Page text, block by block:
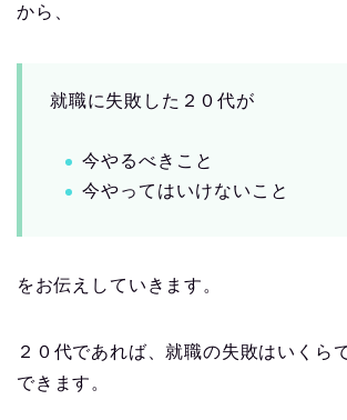
から、
就職に失敗した２０代が
今やるべきこと
今やってはいけないこと
をお伝えしていきます。
２０代であれば、就職の失敗はいくら
できます。